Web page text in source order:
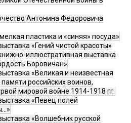
Антонина Федоровича
пластика и «синяя» посуда»
«Гений чистой красоты»
иллюстративная выставка
Боровичан»
«Великая и неизвестная
российских воинов,
мировой войне 1914-1918 гг.
«Певец полей
«Волшебник русской